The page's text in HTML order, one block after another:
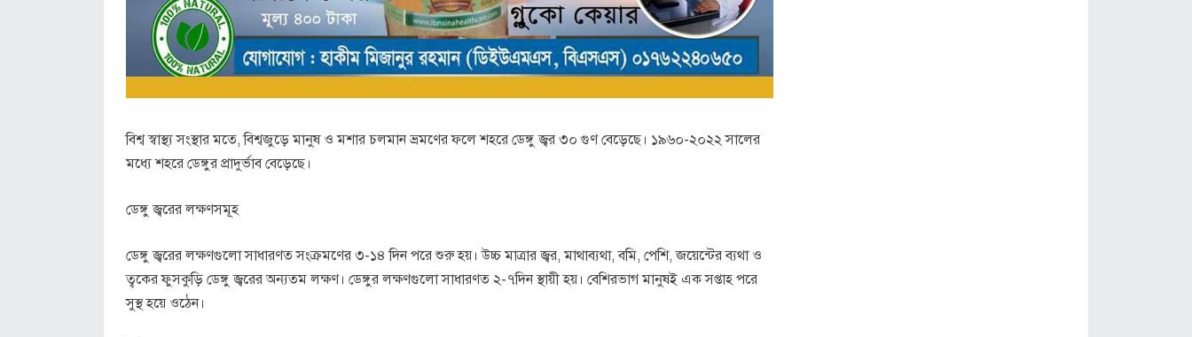
বিশ্ব স্বাস্থ্য সংস্থার মতে, বিশ্বজুড়ে মানুষ ও মশার চলমান ভ্রমণের ফলে শহরে ডেঙ্গু জ্বর ৩০ গুণ বেড়েছে। ১৯৬০-২০২২ সালের
মধ্যে শহরে ডেঙ্গুর প্রাদুর্ভাব বেড়েছে।
ডেঙ্গু জ্বরের লক্ষণসমূহ
ডেঙ্গু জ্বরের লক্ষণগুলো সাধারণত সংক্রমণের ৩-১৪ দিন পরে শুরু হয়। উচ্চ মাত্রার জ্বর, মাথাব্যথা, বমি, পেশি, জয়েন্টের ব্যথা ও
ত্বকের ফুসকুড়ি ডেঙ্গু জ্বরের অন্যতম লক্ষণ। ডেঙ্গুর লক্ষণগুলো সাধারণত ২-৭দিন স্থায়ী হয়। বেশিরভাগ মানুষই এক সপ্তাহ পরে
সুস্থ হয়ে ওঠেন।